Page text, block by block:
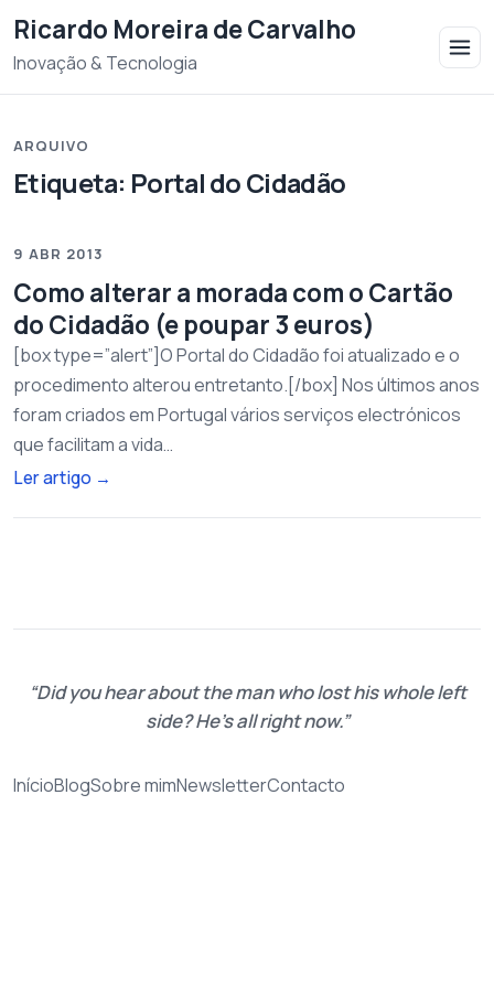
Ricardo Moreira de Carvalho
Inovação & Tecnologia
ARQUIVO
Etiqueta: Portal do Cidadão
9 ABR 2013
Como alterar a morada com o Cartão
do Cidadão (e poupar 3 euros)
[box type=”alert”]O Portal do Cidadão foi atualizado e o
procedimento alterou entretanto.[/box] Nos últimos anos
foram criados em Portugal vários serviços electrónicos
que facilitam a vida…
Ler artigo →
Did you hear about the man who lost his whole left
side? He's all right now.
InícioBlogSobre mimNewsletterContacto